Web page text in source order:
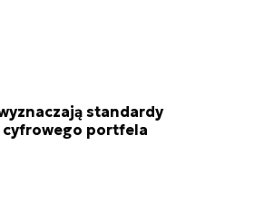
standardy
cyfrowego portfela